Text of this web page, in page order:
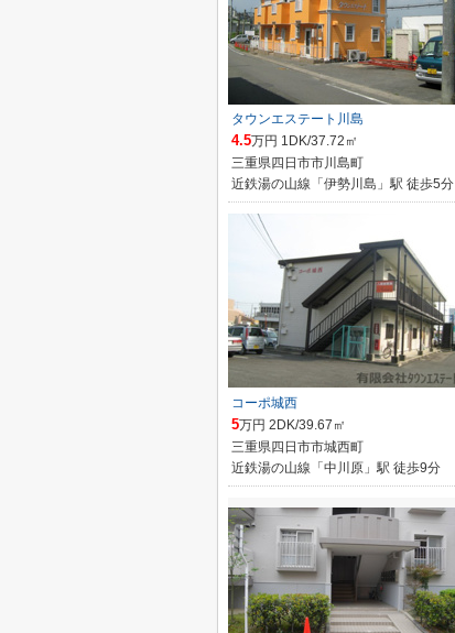
タウンエステート川島
4.5万円 1DK/37.72㎡
三重県四日市市川島町
近鉄湯の山線「伊勢川島」駅 徒歩5分
コーポ城西
5万円 2DK/39.67㎡
三重県四日市市城西町
近鉄湯の山線「中川原」駅 徒歩9分